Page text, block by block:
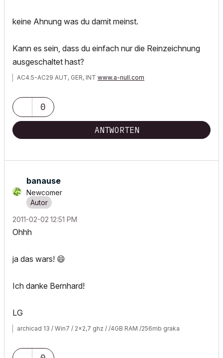
keine Ahnung was du damit meinst.
Kann es sein, dass du einfach nur die Reinzeichnung
ausgeschaltet hast?
AC4.5-AC29 AUT, GER, INT www.a-null.com
0
ANTWORTEN
banause
Newcomer
‎2011-02-02 12:51 PM
Ohhh
ja das wars! 😄
Ich danke Bernhard!
LG
archicad 13 / Win7 / 2x2,7 ghz / /4GB RAM /256mb graka